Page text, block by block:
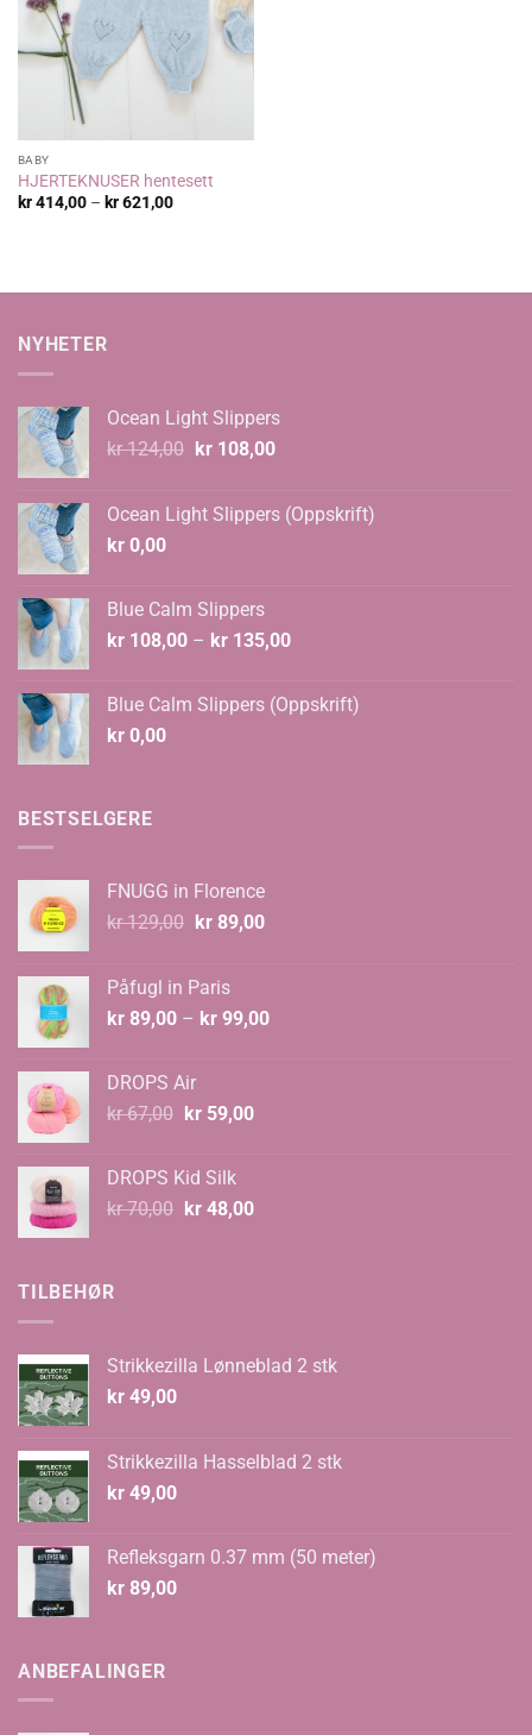
BABY
HJERTEKNUSER hentesett
kr414,00 – kr621,00Prisområde:
NYHETER
Ocean Light Slippers
kr124,00 Opprinnelig
kr 124,00.
kr108,00Nåværende
kr 108,00.
Ocean Light Slippers (Oppskrift)
kr 0,00
Blue Calm Slippers
kr 108,00 – kr 135,00Prisområde:
kr 135,00
Blue Calm Slippers (Oppskrift)
kr 0,00
BESTSELGERE
FNUGG in Florence
kr129,00 Opprinnelig
kr 129,00.
kr89,00Nåværende
Påfugl in Paris
kr 89,00 – kr 99,00Prisområde:
DROPS Air
kr67,00 Opprinnelig
kr 67,00.
kr59,00Nåværende
DROPS Kid Silk
kr70,00 Opprinnelig
kr48,00Nåværende
TILBEHØR
Strikkezilla Lønneblad 2 stk
kr 49,00
Strikkezilla Hasselblad 2 stk
kr 49,00
Refleksgarn 0.37 mm (50 meter)
kr 89,00
ANBEFALINGER